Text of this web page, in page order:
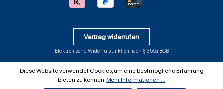
Vertrag widerrufen
Elektronische Widerrufsfunktion nach § 356a BGB
Diese Website verwendet Cookies, um eine bestmögliche Erfahrung
bieten zu können.Mehr Informationen ...